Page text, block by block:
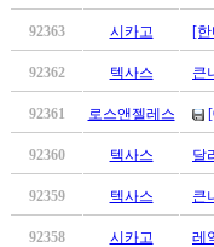
밍
넷
minky
합
체
92363 시카고 [한
92362 텍사스 큰
92361 로스앤젤레스
92360 텍사스 달
92359 텍사스 큰
92358 시카고 레